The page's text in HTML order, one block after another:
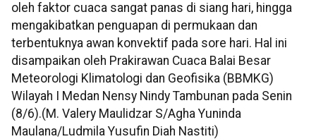
oleh faktor cuaca sangat panas di siang hari, hingga
mengakibatkan penguapan di permukaan dan
terbentuknya awan konvektif pada sore hari. Hal ini
disampaikan oleh Prakirawan Cuaca Balai Besar
Meteorologi Klimatologi dan Geofisika (BBMKG)
Wilayah I Medan Nensy Nindy Tambunan pada Senin
(8/6).(M. Valery Maulidzar S/Agha Yuninda
Maulana/Ludmila Yusufin Diah Nastiti)